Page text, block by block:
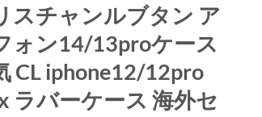
スチャンルブタン ア
ォン14/13proケース
CL iphone12/12pro
ラバーケース 海外セ